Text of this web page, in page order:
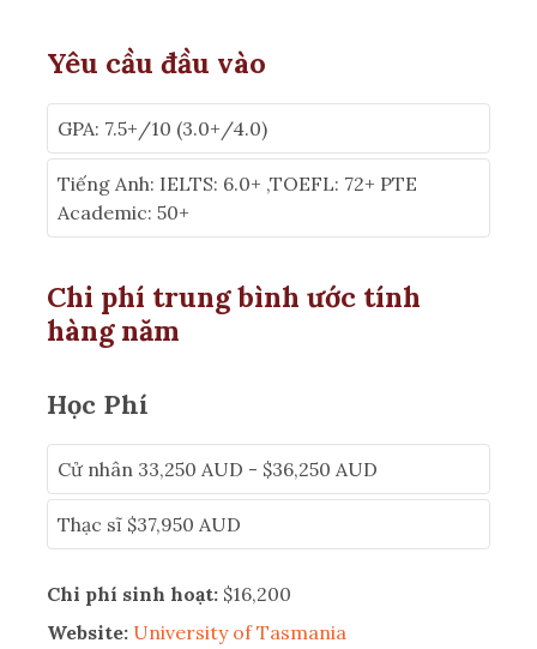
Yêu cầu đầu vào
GPA: 7.5+/10 (3.0+/4.0)
Tiếng Anh: IELTS: 6.0+ ,TOEFL: 72+ PTE
Academic: 50+
Chi phí trung bình ước tính
hàng năm
Học Phí
Cử nhân 33,250 AUD - $36,250 AUD
Thạc sĩ $37,950 AUD
Chi phí sinh hoạt: $16,200
Website: University of Tasmania